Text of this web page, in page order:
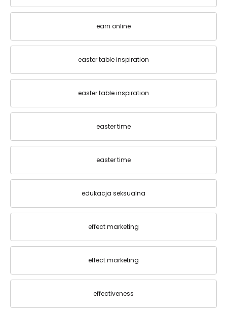
earn online
easter table inspiration
easter table inspiration
easter time
easter time
edukacja seksualna
effect marketing
effect marketing
effectiveness